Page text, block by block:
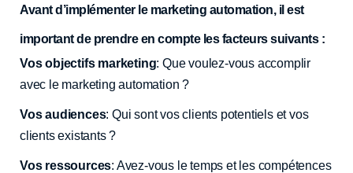
Avant d’implémenter le marketing automation, il est
important de prendre en compte les facteurs suivants :
Vos objectifs marketing: Que voulez-vous accomplir
avec le marketing automation ?
Vos audiences: Qui sont vos clients potentiels et vos
clients existants ?
Vos ressources: Avez-vous le temps et les compétences